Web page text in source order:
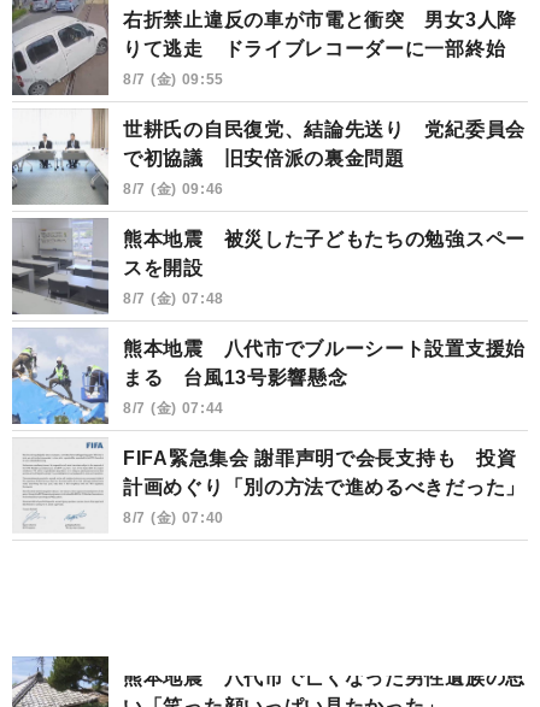
右折禁止違反の車が市電と衝突 男女3人降
りて逃走 ドライブレコーダーに一部終始
8/7 (金) 09:55
世耕氏の自民復党、結論先送り 党紀委員会
で初協議 旧安倍派の裏金問題
8/7 (金) 09:46
熊本地震 被災した子どもたちの勉強スペー
スを開設
8/7 (金) 07:48
熊本地震 八代市でブルーシート設置支援始
まる 台風13号影響懸念
8/7 (金) 07:44
FIFA緊急集会 謝罪声明で会長支持も 投資
計画めぐり「別の方法で進めるべきだった」
8/7 (金) 07:40
熊本地震 八代市で亡くなった男性遺族の思